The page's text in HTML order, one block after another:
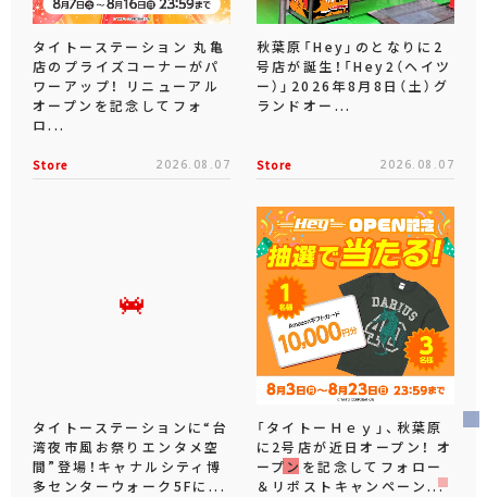
タイトーステーション 丸亀
店のプライズコーナーがパ
ワーアップ！ リニューアル
オープンを記念してフォ
ロ...
Store 2026.08.07
秋葉原「Hey」のとなりに2
号店が誕生！「Hey2（ヘイツ
ー）」2026年8月8日（土）グ
ランドオー...
Store 2026.08.07
タイトーステーションに“台
湾夜市風お祭りエンタメ空
間”登場！キャナルシティ博
多センターウォーク5Fに...
「タイトーＨｅｙ」、秋葉原
に2号店が近日オープン！ オ
ープンを記念してフォロー
＆リポストキャンペーン...